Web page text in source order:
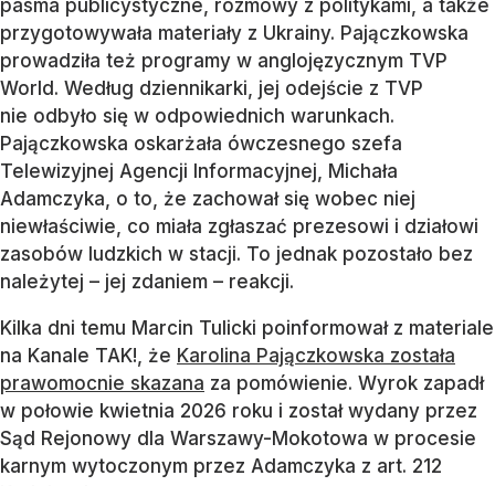
pasma publicystyczne, rozmowy z politykami, a także
przygotowywała materiały z Ukrainy. Pajączkowska
prowadziła też programy w anglojęzycznym TVP
World. Według dziennikarki, jej odejście z TVP
nie odbyło się w odpowiednich warunkach.
Pajączkowska oskarżała ówczesnego szefa
Telewizyjnej Agencji Informacyjnej, Michała
Adamczyka, o to, że zachował się wobec niej
niewłaściwie, co miała zgłaszać prezesowi i działowi
zasobów ludzkich w stacji. To jednak pozostało bez
należytej – jej zdaniem – reakcji.
Kilka dni temu Marcin Tulicki poinformował z materiale
na Kanale TAK!, że Karolina Pajączkowska została
prawomocnie skazana za pomówienie. Wyrok zapadł
w połowie kwietnia 2026 roku i został wydany przez
Sąd Rejonowy dla Warszawy-Mokotowa w procesie
karnym wytoczonym przez Adamczyka z art. 212